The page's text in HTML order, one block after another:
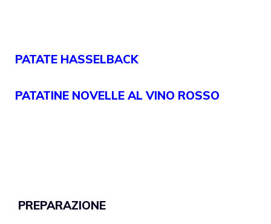
PATATE HASSELBACK
PATATINE NOVELLE AL VINO ROSSO
PREPARAZIONE